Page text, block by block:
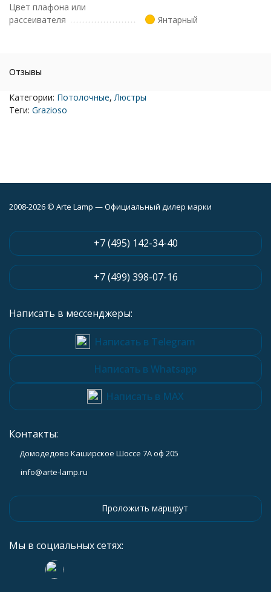
Цвет плафона или
рассеивателя
Янтарный
Отзывы
Категории: Потолочные, Люстры
Теги: Grazioso
2008-2026 © Arte Lamp — Официальный дилер марки
+7 (495) 142-34-40
+7 (499) 398-07-16
Написать в мессенджеры:
Написать в Telegram
Написать в Whatsapp
Написать в MAX
Контакты:
Домодедово Каширское Шоссе 7А оф 205
info@arte-lamp.ru
Проложить маршрут
Мы в социальных сетях: